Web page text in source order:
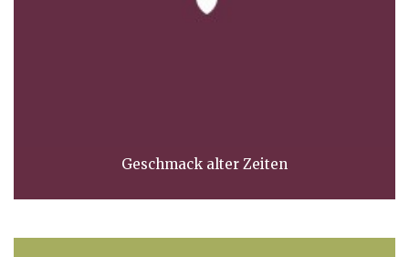
Geschmack alter Zeiten